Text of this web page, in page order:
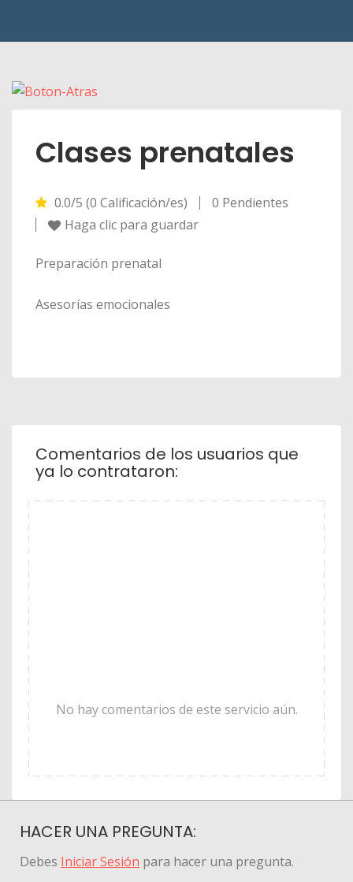
Clases prenatales
0.0/5 (0 Calificación/es)
0 Pendientes
Haga clic para guardar
Preparación prenatal
Asesorías emocionales
Comentarios de los usuarios que
ya lo contrataron:
No hay comentarios de este servicio aún.
HACER UNA PREGUNTA:
Debes Iniciar Sesión para hacer una pregunta.